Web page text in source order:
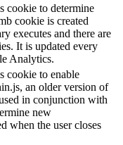
cookie to determine
cookie is created
executes and there are
It is updated every
Analytics.
cookie to enable
an older version of
in conjunction with
new
when the user closes